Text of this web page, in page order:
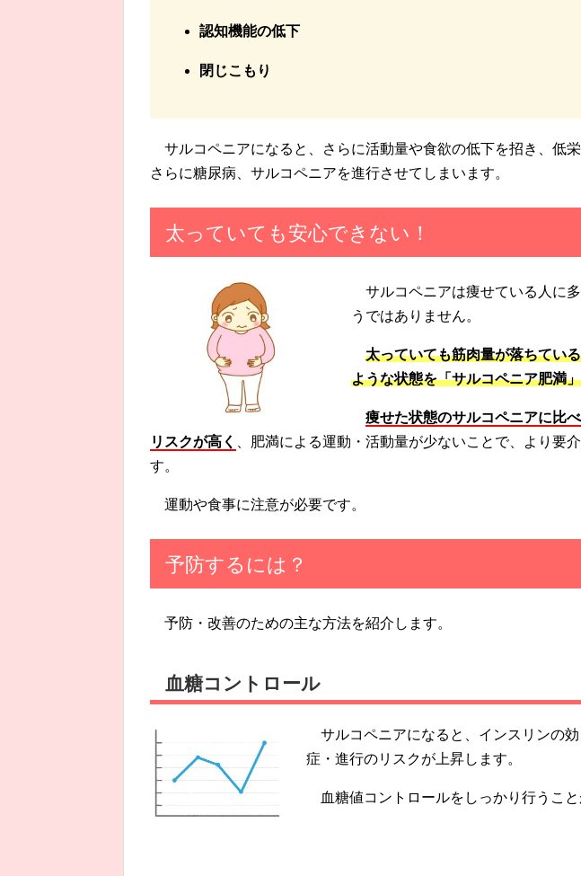
認知機能の低下
閉じこもり
サルコペニアになると、さらに活動量や食欲の低下を招き、低
さらに糖尿病、サルコペニアを進行させてしまいます。
太っていても安心できない！
サルコペニアは痩せている人に
うではありません。
太っていても筋肉量が落ちてい
ような状態を「サルコペニア肥満
痩せた状態のサルコペニアに比
リスクが高く
、肥満による運動・活動量が少ないことで、より要
す。
運動や食事に注意が必要です。
予防するには？
予防・改善のための主な方法を紹介します。
血糖コントロール
サルコペニアになると、インスリンの
症・進行のリスクが上昇します。
血糖値コントロールをしっかり行うこと